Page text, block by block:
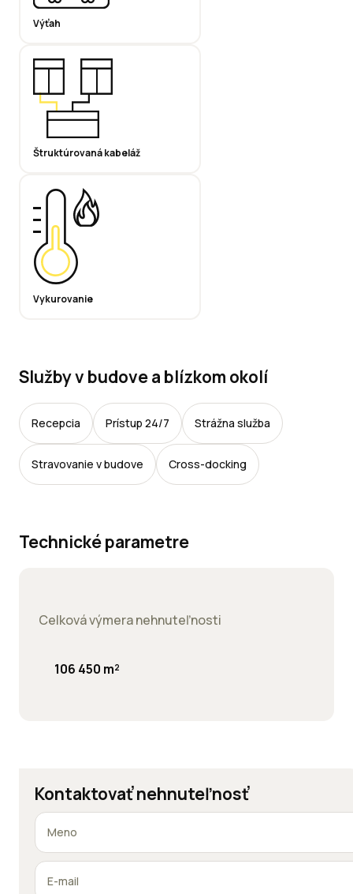
Výťah
Štruktúrovaná kabeláž
Vykurovanie
Služby v budove a blízkom okolí
Recepcia Prístup 24/7 Strážna služba
Stravovanie v budove Cross-docking
Technické parametre
Celková výmera nehnuteľnosti
106 450 m²
Kontaktovať nehnuteľnosť